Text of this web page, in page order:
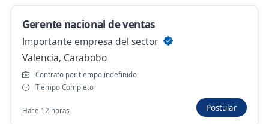
UNO PUREZA,C.A
Valencia, Carabobo
Hace 7 días
Importante empresa del sector
Gerente nacional de ventas
Importante empresa del sector
Valencia, Carabobo
Contrato por tiempo indefinido
Tiempo Completo
Hace 12 horas Postular